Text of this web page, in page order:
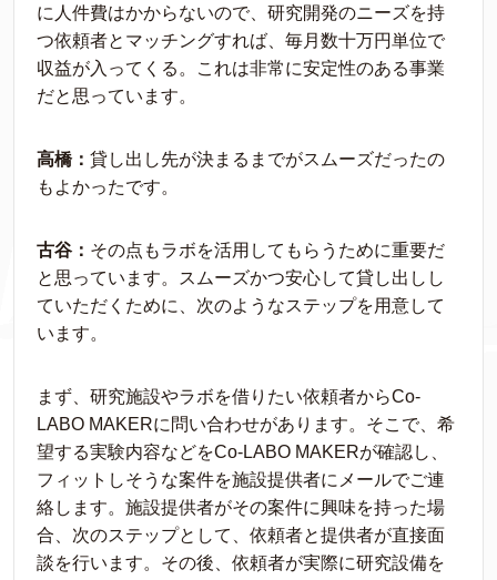
に人件費はかからないので、研究開発のニーズを持
つ依頼者とマッチングすれば、毎月数十万円単位で
収益が入ってくる。これは非常に安定性のある事業
だと思っています。
高橋： 貸し出し先が決まるまでがスムーズだったの
もよかったです。
古谷： その点もラボを活用してもらうために重要だ
と思っています。スムーズかつ安心して貸し出しし
ていただくために、次のようなステップを用意して
います。
まず、研究施設やラボを借りたい依頼者からCo-
LABO MAKERに問い合わせがあります。そこで、希
望する実験内容などをCo-LABO MAKERが確認し、
フィットしそうな案件を施設提供者にメールでご連
絡します。施設提供者がその案件に興味を持った場
合、次のステップとして、依頼者と提供者が直接面
談を行います。その後、依頼者が実際に研究設備を